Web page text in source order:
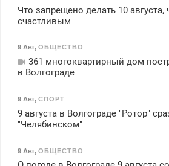
Что запрещено делать 10 августа,
счастливым
9 Авг, ОБЩЕСТВО
361 многоквартирный дом
в Волгограде
9 Авг, СПОРТ
9 августа в Волгограде "Ротор"
"Челябинском"
9 Авг, ОБЩЕСТВО